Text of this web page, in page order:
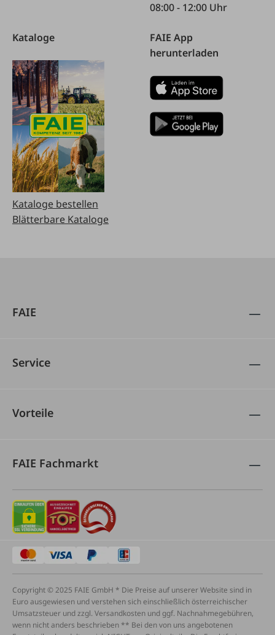
08:00 - 12:00 Uhr
Kataloge
Kataloge bestellen
Blätterbare Kataloge
FAIE App
herunterladen
FAIE
Service
Vorteile
FAIE Fachmarkt
Copyright © 2025 FAIE GmbH * Die Preise auf unserer Website sind in
Euro ausgewiesen und verstehen sich einschließlich österreichischer
Umsatzsteuer und zzgl. Versandkosten und ggf. Nachnahmegebühren,
wenn nicht anders beschrieben ** Bei den von uns angebotenen